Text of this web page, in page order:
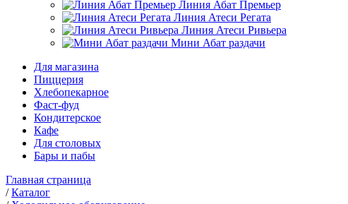
Линия Абат Премьер
Линия Атеси Регата
Линия Атеси Ривьера
Мини Абат раздачи
Для магазина
Пиццерия
Хлебопекарное
Фаст-фуд
Кондитерское
Кафе
Для столовых
Бары и пабы
Главная страница
/Каталог